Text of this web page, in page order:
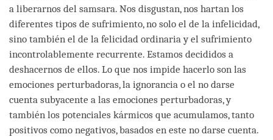
a liberarnos del samsara. Nos disgustan, nos hartan los
diferentes tipos de sufrimiento, no solo el de la infelicidad,
sino también el de la felicidad ordinaria y el sufrimiento
incontrolablemente recurrente. Estamos decididos a
deshacernos de ellos. Lo que nos impide hacerlo son las
emociones perturbadoras, la ignorancia o el no darse
cuenta subyacente a las emociones perturbadoras, y
también los potenciales kármicos que acumulamos, tanto
positivos como negativos, basados en este no darse cuenta.